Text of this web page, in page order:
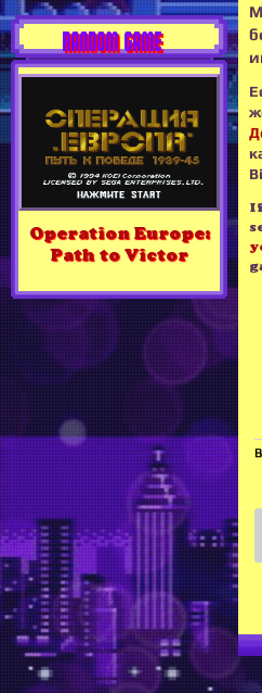
RANDOM GAME
Operation Europe:
Path to Victor